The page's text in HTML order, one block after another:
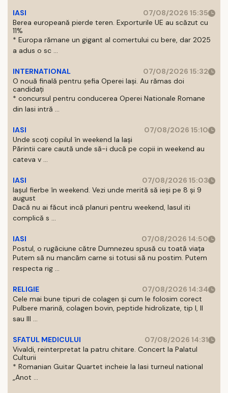
IASI
07/08/2026 15:35
Berea europeană pierde teren. Exporturile UE au scăzut cu
11%
* Europa rămane un gigant al comertului cu bere, dar 2025
a adus o sc ...
INTERNATIONAL
07/08/2026 15:32
O nouă finală pentru șefia Operei Iași. Au rămas doi
candidați
* concursul pentru conducerea Operei Nationale Romane
din Iasi intră ...
IASI
07/08/2026 15:10
Unde scoți copilul în weekend la Iași
Părintii care caută unde să-i ducă pe copii in weekend au
cateva v ...
IASI
07/08/2026 15:03
Iașul fierbe în weekend. Vezi unde merită să ieși pe 8 și 9
august
Dacă nu ai făcut incă planuri pentru weekend, Iasul iti
complică s ...
IASI
07/08/2026 14:50
Postul, o rugăciune către Dumnezeu spusă cu toată viața
Putem să nu mancăm carne si totusi să nu postim. Putem
respecta rig ...
RELIGIE
07/08/2026 14:34
Cele mai bune tipuri de colagen și cum le folosim corect
Pulbere marină, colagen bovin, peptide hidrolizate, tip I, II
sau III ...
SFATUL MEDICULUI
07/08/2026 14:31
Vivaldi, reinterpretat la patru chitare. Concert la Palatul
Culturii
* Romanian Guitar Quartet incheie la Iasi turneul national
„Anot ...